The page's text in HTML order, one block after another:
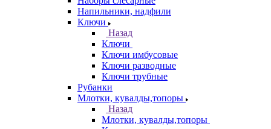
Напильники, надфили
Ключи
Назад
Ключи
Ключи имбусовые
Ключи разводные
Ключи трубные
Рубанки
Млотки, кувалды,топоры
Назад
Млотки, кувалды,топоры